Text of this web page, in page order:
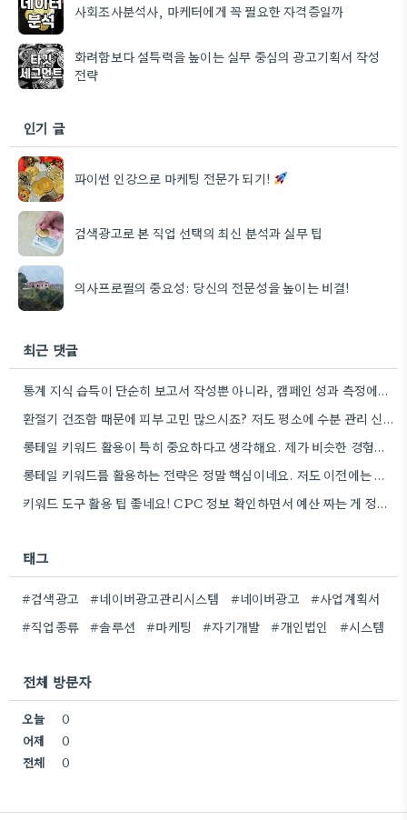
사회조사분석사, 마케터에게 꼭 필요한 자격증일까
화려함보다 설득력을 높이는 실무 중심의 광고기획서 작성
전략
인기 글
파이썬 인강으로 마케팅 전문가 되기!
검색광고로 본 직업 선택의 최신 분석과 실무 팁
의사프로필의 중요성: 당신의 전문성을 높이는 비결!
최근 댓글
통계 지식 습득이 단순히 보고서 작성뿐 아니라, 캠페인 성과 측정에도 도움이 된다니 흥미롭네요.
환절기 건조함 때문에 피부 고민 많으시죠? 저도 평소에 수분 관리 신경 쓰느라 시간 오래 뺏깁니다.
롱테일 키워드 활용이 특히 중요하다고 생각해요. 제가 비슷한 경험을 할 때, 너무 일반적인 키워드에 집중했더니…
롱테일 키워드를 활용하는 전략은 정말 핵심이네요. 저도 이전에는 너무 넓은 범위의 키워드에 집중해서 예산을 낭비했던…
키워드 도구 활용 팁 좋네요! CPC 정보 확인하면서 예산 짜는 게 정말 중요할 것 같아요.
태그
#검색광고 #네이버광고관리시스템 #네이버광고
#사업계획서
#직업종류
#솔루션 #마케팅 #자기개발 #개인법인 #시스템
전체 방문자
오늘
0
어제
0
전체
0